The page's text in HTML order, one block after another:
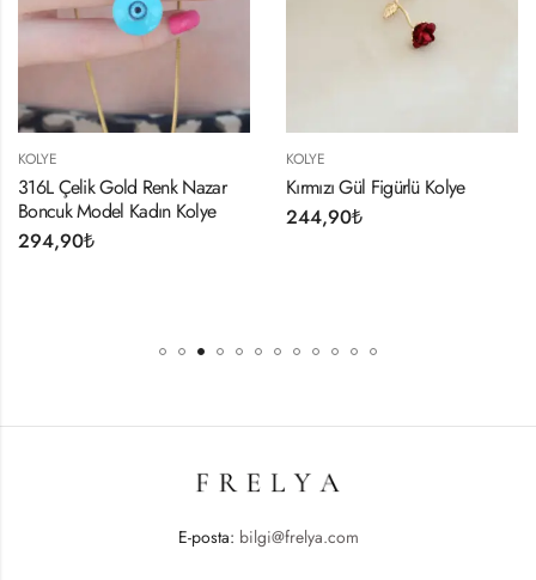
Renk Nazar
Kadın Kolye
Kırmızı Gül Figürlü Kolye
244,90
Gold Renk
E-posta: bilgi@frelya.com